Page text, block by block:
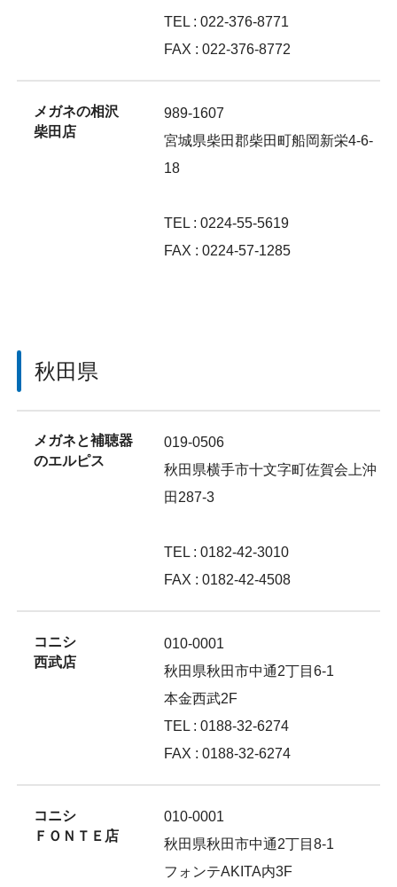
TEL : 022-376-8771
FAX : 022-376-8772
メガネの相沢
柴田店
989-1607
宮城県柴田郡柴田町船岡新栄4-6-
18
TEL : 0224-55-5619
FAX : 0224-57-1285
秋田県
メガネと補聴器
のエルピス
019-0506
秋田県横手市十文字町佐賀会上沖
田287-3
TEL : 0182-42-3010
FAX : 0182-42-4508
コニシ
西武店
010-0001
秋田県秋田市中通2丁目6-1
本金西武2F
TEL : 0188-32-6274
FAX : 0188-32-6274
コニシ
ＦＯＮＴＥ店
010-0001
秋田県秋田市中通2丁目8-1
フォンテAKITA内3F